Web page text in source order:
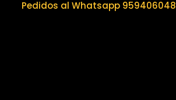
Pedidos al Whatsapp 959406048